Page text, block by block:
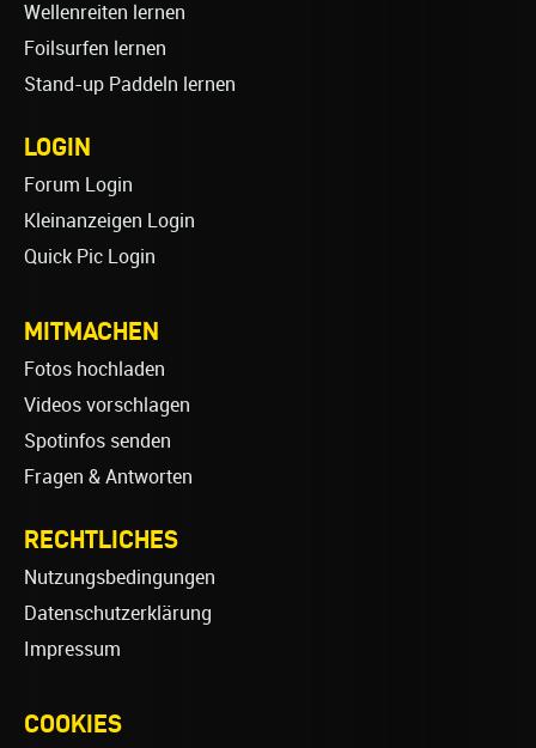
Wellenreiten lernen
Foilsurfen lernen
Stand-up Paddeln lernen
LOGIN
Forum Login
Kleinanzeigen Login
Quick Pic Login
MITMACHEN
Fotos hochladen
Videos vorschlagen
Spotinfos senden
Fragen & Antworten
RECHTLICHES
Nutzungsbedingungen
Datenschutzerklärung
Impressum
COOKIES